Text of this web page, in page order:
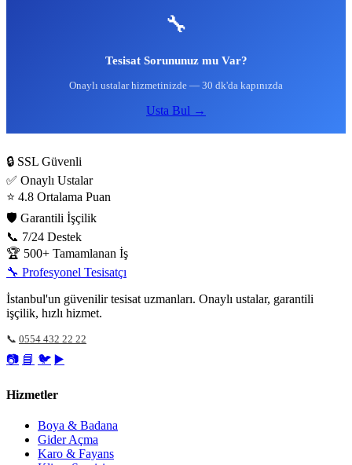
🔧
Tesisat Sorununuz mu Var?
Onaylı ustalar hizmetinizde — 30 dk'da kapınızda
Usta Bul →
🔒 SSL Güvenli
✅ Onaylı Ustalar
⭐ 4.8 Ortalama Puan
🛡️ Garantili İşçilik
📞 7/24 Destek
🏆 500+ Tamamlanan İş
🔧 Profesyonel Tesisatçı
İstanbul'un güvenilir tesisat uzmanları. Onaylı ustalar, garantili
işçilik, hızlı hizmet.
📞 0554 432 22 22
📷 📘 🐦 ▶️
Hizmetler
Boya & Badana
Gider Açma
Karo & Fayans